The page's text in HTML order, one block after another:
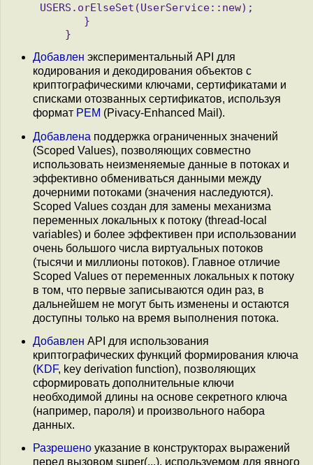
USERS.orElseSet(UserService::new);
Добавлен экспериментальный API для
кодирования и декодирования объектов с
криптографическими ключами, сертификатами и
списками отозванных сертификатов, используя
формат PEM (Pivacy-Enhanced Mail).
Добавлена поддержка ограниченных значений
(Scoped Values), позволяющих совместно
использовать неизменяемые данные в потоках и
эффективно обмениваться данными между
дочерними потоками (значения наследуются).
Scoped Values создан для замены механизма
переменных локальных к потоку (thread-local
variables) и более эффективен при использовании
очень большого числа виртуальных потоков
(тысячи и миллионы потоков). Главное отличие
Scoped Values от переменных локальных к потоку
в том, что первые записываются один раз, в
дальнейшем не могут быть изменены и остаются
доступны только на время выполнения потока.
Добавлен API для использования
криптографических функций формирования ключа
(KDF, key derivation function), позволяющих
сформировать дополнительные ключи
необходимой длины на основе секретного ключа
(например, пароля) и произвольного набора
данных.
Разрешено указание в конструкторах выражений
перед вызовом super(...), используемом для явного